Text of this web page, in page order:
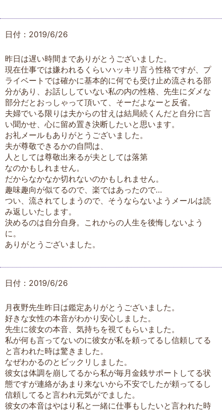
日付：2019/6/26
昨日は遅い時間までありがとうございました。
現在仕事では嫌われるくらいハッキリ言う性格ですが、プ
ライベートでは確かに基本的に何でも受け止め流される部
分があり、お話ししていない私の内の性格、先生にダメな
部分だとおっしゃって頂いて、そーだよなーと反省。
夫婦でいる限りは夫からの甘えは結局続くんだと自分に言
い聞かせ、心に留め置き決断したいと思います。
お礼メールもありがとうございました。
夫が尊敬できるかの自問は、
人としては尊敬出来るが夫としては落第
なのかもしれません。
だからなかなか切れないのかもしれません。
趣味趣向が似てるので、楽ではあったので…
つい、流されてしまうので、そうならないようメールは読
み返しいたします。
決めるのは自分自身。これからの人生を後悔しないよう
に。
ありがとうございました。
日付：2019/6/26
月夜野先生昨日は鑑定ありがとうございました。
好きな女性の本音がわかり安心しました。
先生に彼女の本音、気持ちを視てもらいました。
私が何も言ってないのに彼女が私を頼ってるし信頼してる
と言われた時は驚きました。
なぜわかるのとビックリしました。
彼女は体調を崩してるから私が毎月金銭サポートしてる状
態ですが連絡があまり来ないから不安でしたが頼ってるし
信頼してると言われ元気がでました。
彼女の本音はやはり私と一緒に仕事もしたいと言われた時